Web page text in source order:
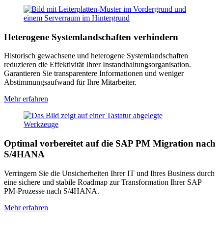
Heterogene Systemlandschaften verhindern
Historisch gewachsene und heterogene Systemlandschaften
reduzieren die Effektivität Ihrer Instandhaltungsorganisation.
Garantieren Sie transparentere Informationen und weniger
Abstimmungsaufwand für Ihre Mitarbeiter.
Mehr erfahren
Optimal vorbereitet auf die SAP PM Migration nach
S/4HANA
Verringern Sie die Unsicherheiten Ihrer IT und Ihres Business durch
eine sichere und stabile Roadmap zur Transformation Ihrer SAP
PM-Prozesse nach S/4HANA.
Mehr erfahren